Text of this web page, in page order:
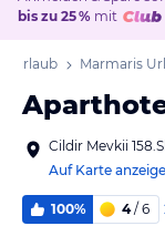
bis zu 25 % mit
Urlaub Marmaris
Cildir Mevkii
Auf Karte
100% 4/ 6